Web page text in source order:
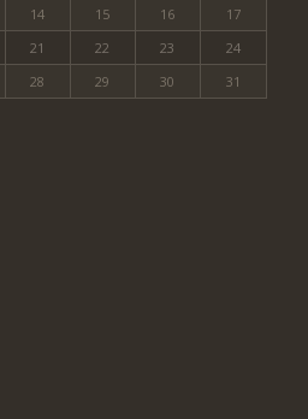
14 15 16
17
21 22 23
24
28 29 30 31